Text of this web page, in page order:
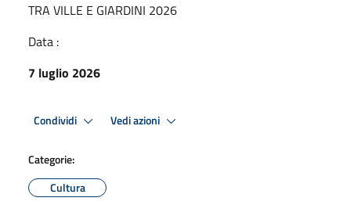
TRA VILLE E GIARDINI 2026
Data :
7 luglio 2026
Condividi Vedi azioni
Categorie:
Cultura